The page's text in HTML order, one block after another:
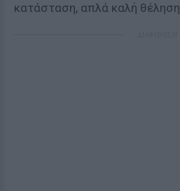
κατάσταση, απλά καλή θέληση